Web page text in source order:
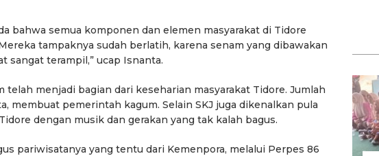
bahwa semua komponen dan elemen masyarakat di Tidore
tampaknya sudah berlatih, karena senam yang dibawakan
sangat terampil,” ucap Isnanta.
telah menjadi bagian dari keseharian masyarakat Tidore. Jumlah
membuat pemerintah kagum. Selain SKJ juga dikenalkan pula
dengan musik dan gerakan yang tak kalah bagus.
pariwisatanya yang tentu dari Kemenpora, melalui Perpes 86